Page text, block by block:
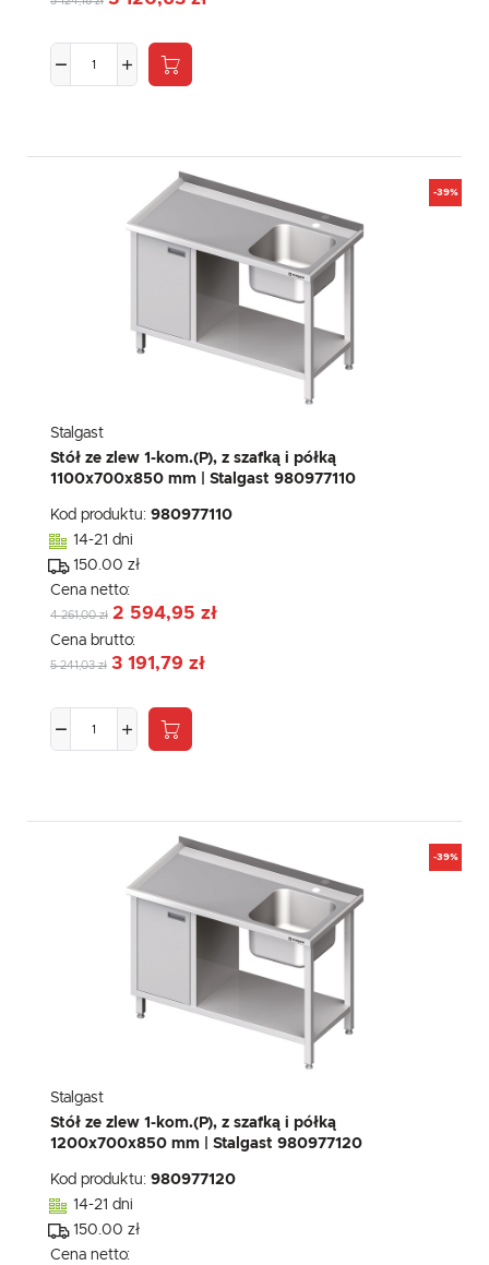
-39%
Stalgast
Stół ze zlew 1-kom.(P), z szafką i półką
1100x700x850 mm | Stalgast 980977110
Kod produktu: 980977110
14-21 dni
150.00 zł
Cena netto:
4 261,00 zł 2 594,95 zł
Cena brutto:
5 241,03 zł 3 191,79 zł
-39%
Stalgast
Stół ze zlew 1-kom.(P), z szafką i półką
1200x700x850 mm | Stalgast 980977120
Kod produktu: 980977120
14-21 dni
150.00 zł
Cena netto: